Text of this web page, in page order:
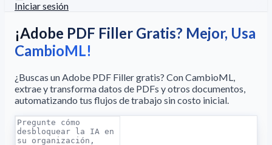
Iniciar sesión
¡Adobe PDF Filler Gratis? Mejor, Usa
CambioML!
¿Buscas un Adobe PDF Filler gratis? Con CambioML,
extrae y transforma datos de PDFs y otros documentos,
automatizando tus flujos de trabajo sin costo inicial.